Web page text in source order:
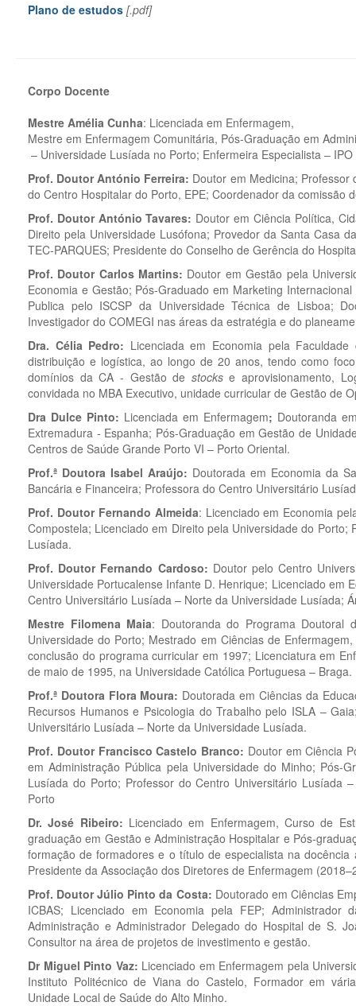
Plano de estudos [.pdf]
Corpo Docente
Mestre Amélia Cunha: Licenciada em Enfermagem,
Mestre em Enfermagem Comunitária, Pós-Graduação em
– Universidade Lusíada no Porto; Enfermeira Especialista –
Prof. Doutor António Ferreira: Doutor em Medicina;
do Centro Hospitalar do Porto, EPE; Coordenador da comissão
Prof. Doutor António Tavares: Doutor em Ciência Política,
Direito pela Universidade Lusófona; Provedor da Santa Casa
TEC-PARQUES; Presidente do Conselho de Gerência do
Prof. Doutor Carlos Martins: Doutor em Gestão pela
Economia e Gestão; Pós-Graduado em Marketing
Publica pelo ISCSP da Universidade Técnica de Lisboa;
Investigador do COMEGI nas áreas da estratégia e do
Dra. Célia Pedro: Licenciada em Economia pela
distribuição e logística, ao longo de 20 anos, tendo como
domínios da CA - Gestão de stockse aprovisionamento,
convidada no MBA Executivo, unidade curricular de Gestão de
Dra Dulce Pinto: Licenciada em Enfermagem; Doutoranda
Extremadura - Espanha; Pós-Graduação em Gestão de
Centros de Saúde Grande Porto VI – Porto Oriental.
Prof.ª Doutora Isabel Araújo: Doutorada em Economia da
Bancária e Financeira; Professora do Centro Universitário
Prof. Doutor Fernando Almeida: Licenciado em Economia
Compostela; Licenciado em Direito pela Universidade do
Lusíada.
Prof. Doutor Fernando Cardoso: Doutor pelo Centro
Universidade Portucalense Infante D. Henrique; Licenciado em
Centro Universitário Lusíada – Norte da Universidade Lusíada;
Mestre Filomena Maia: Doutoranda do Programa Doutoral
Universidade do Porto; Mestrado em Ciências de
conclusão do programa curricular em 1997; Licenciatura em
de maio de 1995, na Universidade Católica Portuguesa – Braga.
Prof.ª Doutora Flora Moura: Doutorada em Ciências da
Recursos Humanos e Psicologia do Trabalho pelo ISLA –
Universitário Lusíada – Norte da Universidade Lusíada.
Prof. Doutor Francisco Castelo Branco: Doutor em Ciência
em Administração Pública pela Universidade do Minho; Pós-
Lusíada do Porto; Professor do Centro Universitário Lusíada
Porto
Dr. José Ribeiro: Licenciado em Enfermagem, Curso de
graduação em Gestão e Administração Hospitalar e Pós-
formação de formadores e o título de especialista na
Presidente da Associação dos Diretores de Enfermagem
Prof. Doutor Júlio Pinto da Costa: Doutorado em Ciências
ICBAS; Licenciado em Economia pela FEP;
Administração e Administrador Delegado do Hospital de S.
Consultor na área de projetos de investimento e gestão.
Dr Miguel Pinto Vaz: Licenciado em Enfermagem pela
Instituto Politécnico de Viana do Castelo, Formador em
Unidade Local de Saúde do Alto Minho.